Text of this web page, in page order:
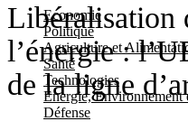
Economie
Politique
Agriculture et
Santé
Technologies
Energie, Environnement
Défense
Libéralisation
l’énergie :
de la ligne